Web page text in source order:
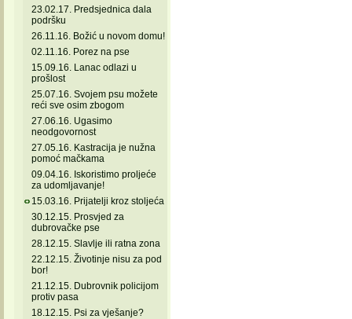
23.02.17. Predsjednica dala
podršku
26.11.16. Božić u novom domu!
02.11.16. Porez na pse
15.09.16. Lanac odlazi u
prošlost
25.07.16. Svojem psu možete
reći sve osim zbogom
27.06.16. Ugasimo
neodgovornost
27.05.16. Kastracija je nužna
pomoć mačkama
09.04.16. Iskoristimo proljeće
za udomljavanje!
15.03.16. Prijatelji kroz stoljeća
30.12.15. Prosvjed za
dubrovačke pse
28.12.15. Slavlje ili ratna zona
22.12.15. Životinje nisu za pod
bor!
21.12.15. Dubrovnik policijom
protiv pasa
18.12.15. Psi za vješanje?